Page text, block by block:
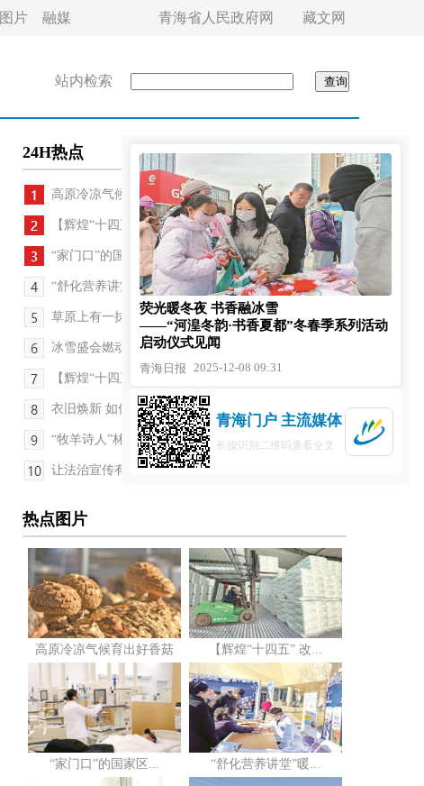
图片 融媒 青海省人民政府网 藏文网
站内检索
24H热点
高原冷凉气候育出好香菇
【辉煌“十四五” 改革谱新篇·走基层 看变化】一粒...
“家门口”的国家区域医疗中心开诊啦！——青海首...
“舒化营养讲堂”暖心开讲
草原上有一抹检察蓝——记全国模范检察官王小婷
冰雪盛会燃动岗什卡
【辉煌“十四五” 改革谱新篇·说说这五年】藏在社...
衣旧焕新 如何变废为宝
“牧羊诗人”林成君
让法治宣传有深度更有温度——2025年青海省“宪法...
热点图片
高原冷凉气候育出好香菇 【辉煌“十四五” 改...
“家门口”的国家区... “舒化营养讲堂”暖...
荧光暖冬夜 书香融冰雪
——“河湟冬韵·书香夏都”冬春季系列活动
启动仪式见闻
青海日报 2025-12-08 09:31
青海门户 主流媒体
长按识别二维码查看全文